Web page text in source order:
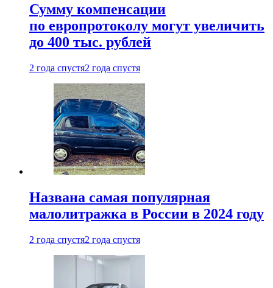
Сумму компенсации
по европротоколу могут увеличить
до 400 тыс. рублей
2 года спустя2 года спустя
Названа самая популярная
малолитражка в России в 2024 году
2 года спустя2 года спустя